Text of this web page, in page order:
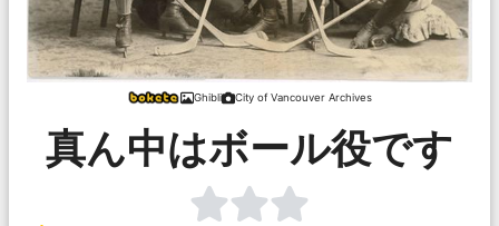
Ghibli City of Vancouver Archives
真ん中はボール役です